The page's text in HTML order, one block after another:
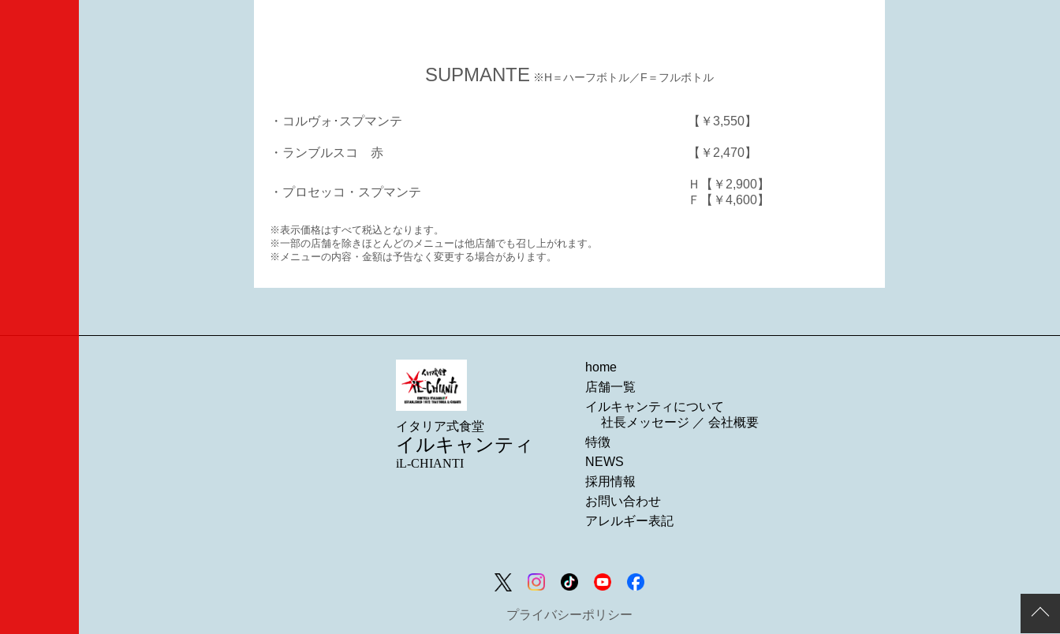
SUPMANTE ※H＝ハーフボトル／F＝フルボトル
・コルヴォ･スプマンテ 【￥3,550】
・ランブルスコ 赤 【￥2,470】
・プロセッコ・スプマンテ
Ｈ【￥2,900】
Ｆ【￥4,600】
※表示価格はすべて税込となります。
※一部の店舗を除きほとんどのメニューは他店舗でも召し上がれます。
※メニューの内容・金額は予告なく変更する場合があります。
イタリア式食堂
イルキャンティ
iL-CHIANTI
home
店舗一覧
イルキャンティについて
社長メッセージ ／ 会社概要
特徴
NEWS
採用情報
お問い合わせ
アレルギー表記
プライバシーポリシー